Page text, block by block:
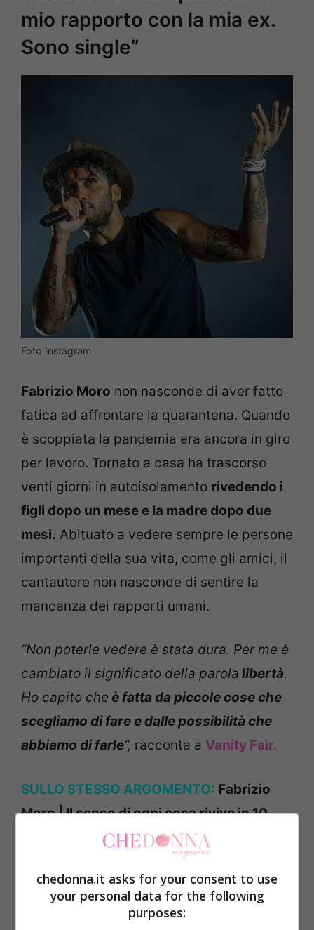
mio rapporto con la mia ex.
Sono single”
Foto Instagram
Fabrizio Moro non nasconde di aver fatto
fatica ad affrontare la quarantena. Quando
è scoppiata la pandemia era ancora in giro
per lavoro. Tornato a casa ha trascorso
venti giorni in autoisolamento rivedendo i
figli dopo un mese e la madre dopo due
mesi. Abituato a vedere sempre le persone
importanti della sua vita, come gli amici, il
cantautore non nasconde di sentire la
mancanza dei rapporti umani.
“Non poterle vedere è stata dura. Per me è
cambiato il significato della parola libertà.
Ho capito che è fatta da piccole cose che
scegliamo di fare e dalle possibilità che
abbiamo di farle“, racconta a Vanity Fair.
SULLO STESSO ARGOMENTO: Fabrizio
Moro | Il senso di ogni cosa rivive in 10
La quarantena gli è servita anche a livello
emotivo: “Questa quarantena mi ha dato e
chedonna.it asks for your consent to use
your personal data for the following
purposes: